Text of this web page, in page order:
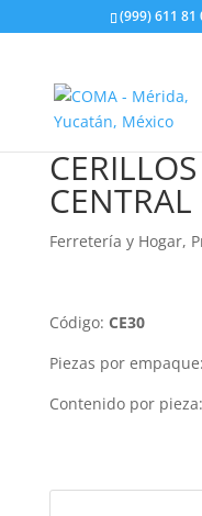
(999) 611 81
CENTRAL
Ferretería y Hogar,
Código: CE30
Piezas por empaque:
Contenido por pieza: